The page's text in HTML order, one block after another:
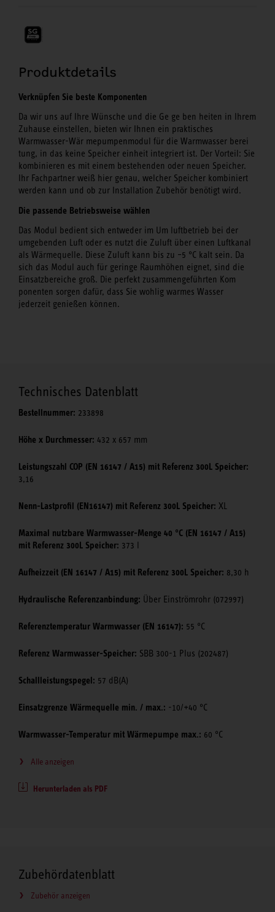
Produktdetails
Verknüpfen Sie beste Komponenten
Da wir uns auf Ihre Wünsche und die Ge ge ben heiten in Ihrem
Zuhause einstellen, bieten wir Ihnen ein praktisches
Warmwasser-Wär mepumpenmodul für die Warmwasser berei
tung, in das keine Speicher einheit integriert ist. Der Vorteil: Sie
kombinieren es mit einem bestehenden oder neuen Speicher.
Ihr Fachpartner weiß hier genau, welcher Speicher kombiniert
werden kann und ob zur Installation Zubehör benötigt wird.
Die passende Betriebsweise wählen
Das Modul bedient sich entweder im Um luftbetrieb bei der
umgebenden Luft oder es nutzt die Zuluft über einen Luftkanal
als Wärmequelle. Diese Zuluft kann bis zu –5 °C kalt sein. Da
sich das Modul auch für geringe Raumhöhen eignet, sind die
Einsatzbereiche groß. Die perfekt zusammengeführten Kom
ponenten sorgen dafür, dass Sie wohlig warmes Wasser
jederzeit genießen können.
Technisches Datenblatt
Bestellnummer: 233898
Höhe x Durchmesser: 432 x 657 mm
Leistungszahl COP (EN 16147 / A15) mit Referenz 300L Speicher:
3,16
Nenn-Lastprofil (EN16147) mit Referenz 300L Speicher: XL
Maximal nutzbare Warmwasser-Menge 40 °C (EN 16147 / A15)
mit Referenz 300L Speicher: 373 l
Aufheizzeit (EN 16147 / A15) mit Referenz 300L Speicher: 8,30 h
Hydraulische Referenzanbindung: Über Einströmrohr (072997)
Referenztemperatur Warmwasser (EN 16147): 55 °C
Referenz Warmwasser-Speicher: SBB 300-1 Plus (202487)
Schallleistungspegel: 57 dB(A)
Einsatzgrenze Wärmequelle min. / max.: -10/+40 °C
Warmwasser-Temperatur mit Wärmepumpe max.: 60 °C
Alle anzeigen
Herunterladen als PDF
Zubehördatenblatt
Zubehör anzeigen